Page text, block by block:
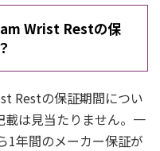
Wrist Restの保
Restの保証期間につい
は見当たりません。一
1年間のメーカー保証が